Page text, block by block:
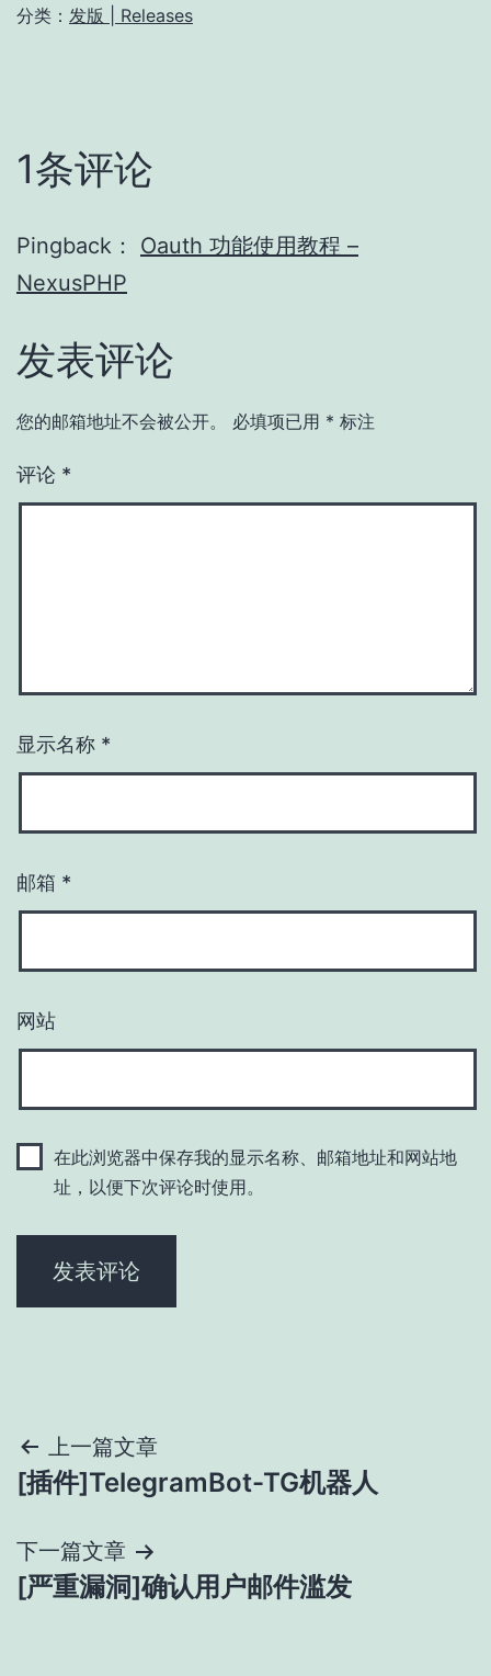
分类： 发版 | Releases
1条评论
Pingback： Oauth 功能使用教程 –
NexusPHP
发表评论
您的邮箱地址不会被公开。 必填项已用 * 标注
评论 *
显示名称 *
邮箱 *
网站
在此浏览器中保存我的显示名称、邮箱地址和网站地
址，以便下次评论时使用。
文
章
导
航
上一篇文章
[插件]TelegramBot-TG机器人
下一篇文章
[严重漏洞]确认用户邮件滥发